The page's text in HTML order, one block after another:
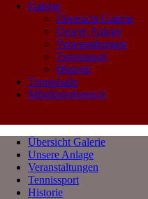
Galerie
Übersicht Galerie
Unsere Anlage
Veranstaltungen
Tennissport
Historie
Tennishalle
Mitgliederbereich
Übersicht Galerie
Unsere Anlage
Veranstaltungen
Tennissport
Historie